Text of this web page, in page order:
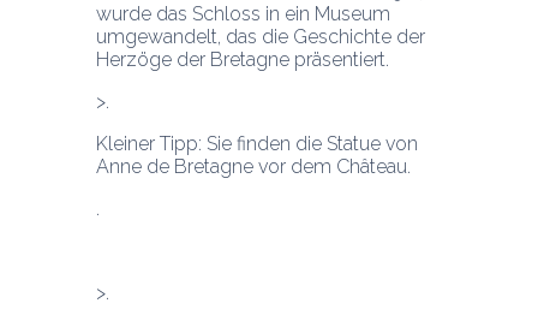
wurde das Schloss in ein Museum
umgewandelt, das die Geschichte der
Herzöge der Bretagne präsentiert.
Kleiner Tipp: Sie finden die Statue von
Anne de Bretagne vor dem Château.